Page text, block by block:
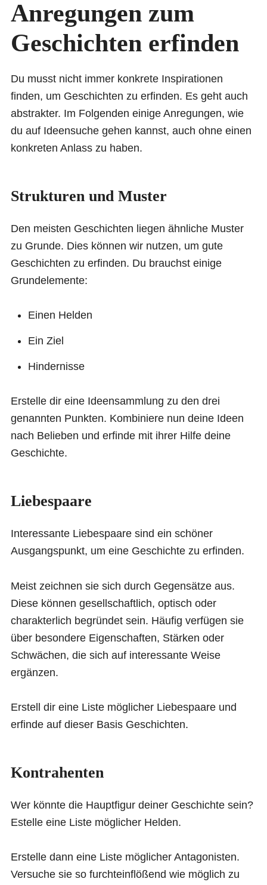
Anregungen zum
Geschichten erfinden
Du musst nicht immer konkrete Inspirationen
finden, um Geschichten zu erfinden. Es geht auch
abstrakter. Im Folgenden einige Anregungen, wie
du auf Ideensuche gehen kannst, auch ohne einen
konkreten Anlass zu haben.
Strukturen und Muster
Den meisten Geschichten liegen ähnliche Muster
zu Grunde. Dies können wir nutzen, um gute
Geschichten zu erfinden. Du brauchst einige
Grundelemente:
Einen Helden
Ein Ziel
Hindernisse
Erstelle dir eine Ideensammlung zu den drei
genannten Punkten. Kombiniere nun deine Ideen
nach Belieben und erfinde mit ihrer Hilfe deine
Geschichte.
Liebespaare
Interessante Liebespaare sind ein schöner
Ausgangspunkt, um eine Geschichte zu erfinden.
Meist zeichnen sie sich durch Gegensätze aus.
Diese können gesellschaftlich, optisch oder
charakterlich begründet sein. Häufig verfügen sie
über besondere Eigenschaften, Stärken oder
Schwächen, die sich auf interessante Weise
ergänzen.
Erstell dir eine Liste möglicher Liebespaare und
erfinde auf dieser Basis Geschichten.
Kontrahenten
Wer könnte die Hauptfigur deiner Geschichte sein?
Estelle eine Liste möglicher Helden.
Erstelle dann eine Liste möglicher Antagonisten.
Versuche sie so furchteinflößend wie möglich zu